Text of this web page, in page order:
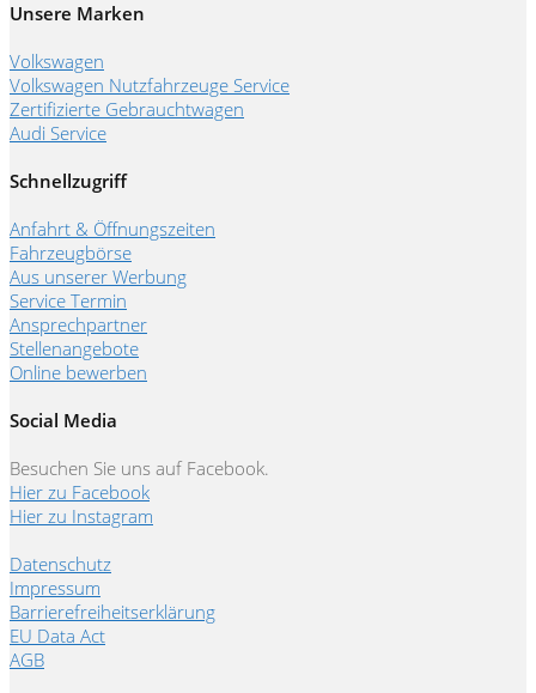
Unsere Marken
Volkswagen
Volkswagen Nutzfahrzeuge Service
Zertifizierte Gebrauchtwagen
Audi Service
Schnellzugriff
Anfahrt & Öffnungszeiten
Fahrzeugbörse
Aus unserer Werbung
Service Termin
Ansprechpartner
Stellenangebote
Online bewerben
Social Media
Besuchen Sie uns auf Facebook.
Hier zu Facebook
Hier zu Instagram
Datenschutz
Impressum
Barrierefreiheitserklärung
EU Data Act
AGB